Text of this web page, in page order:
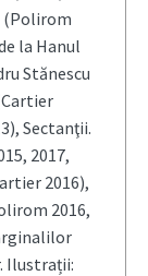
(Polirom
la Hanul
Stănescu
Sectanţii.
2017,
2016),
2016,
Ilustrații: